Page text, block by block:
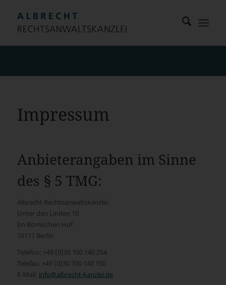
Impressum
Anbieterangaben im Sinne
des § 5 TMG:
Albrecht Rechtsanwaltskanzlei
Unter den Linden 10
Im Römischen Hof
10117 Berlin
Telefon: +49 (0)30 700 140 254
Telefax: +49 (0)30 700 140 150
E-Mail: info@albrecht-kanzlei.de